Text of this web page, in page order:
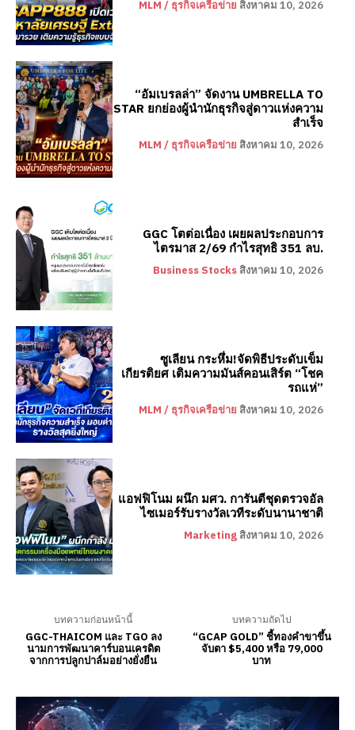
MLM / ธุรกิจเครือข่าย สิงหาคม 10, 2026
“อัมเบรลล่า” จัดงาน UMBRELLA TO
STAR ยกย่องผู้นำนักธุรกิจสู่ดาวแห่งความ
สำเร็จ
MLM / ธุรกิจเครือข่าย สิงหาคม 10, 2026
GGC โตต่อเนื่อง เผยผลประกอบการ
ไตรมาส 2/69 กำไรสุทธิ 351 ลบ.
Business Stocks สิงหาคม 10, 2026
ซูเลียน กระหึ่ม!จัดพิธีประดับเข็ม
เกียรติยศ เติมความมันส์คอนเสิร์ต “โชค
รถแห่”
MLM / ธุรกิจเครือข่าย สิงหาคม 10, 2026
แอฟฟิโนม ผนึก มศว. การันตีชุดตรวจอัล
ไซเมอร์รับรางวัลเวทีระดับนานาชาติ
Marketing สิงหาคม 10, 2026
บทความก่อนหน้านี้
GGC-THAICOM และ TGO ลง
นามการพัฒนาคาร์บอนเครดิต
จากการปลูกปาล์มอย่างยั่งยืน
บทความถัดไป
“GCAP GOLD” ชี้ทองคำขาขึ้น
จับตา $5,400 หรือ 79,000
บาท